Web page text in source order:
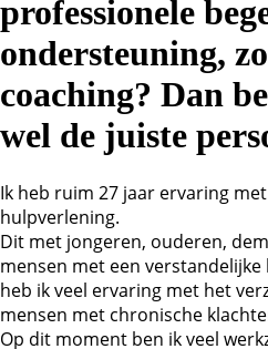
professionele
ondersteuning,
coaching? Dan
wel de juiste
Ik heb ruim 27 jaar ervaring
hulpverlening.
Dit met jongeren, ouderen,
mensen met een
heb ik veel ervaring met het
mensen met chronische
Op dit moment ben ik veel